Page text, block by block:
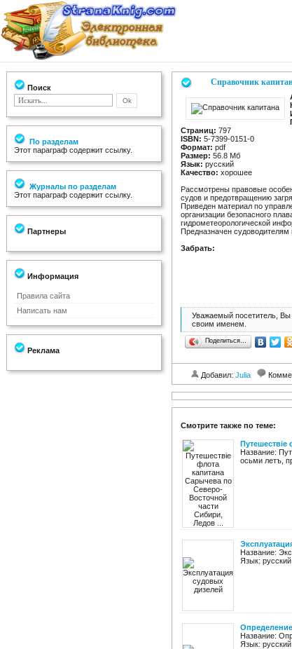
Поиск
По разделам
Этот параграф содержит ссылку.
Журналы по разделам
Этот параграф содержит ссылку.
Партнеры
Информация
Правила сайта
Написать нам
Реклама
Справочник
Страниц: 797
ISBN: 5-7399-0151-0
Формат: pdf
Размер: 56.8 Мб
Язык: русский
Качество: хорошее
Рассмотрены правовые
судов и предотвращению
Приведен материал по
организации безопасного
гидрометеорологической
Предназначен судоводителям
Забрать:
Уважаемый посетитель, Вы
своим именем.
Поделиться…
Добавил: Julia
Смотрите также по теме:
Путешествiе
Название:
осьми летъ,
Название:
Язык:
Название:
Язык: